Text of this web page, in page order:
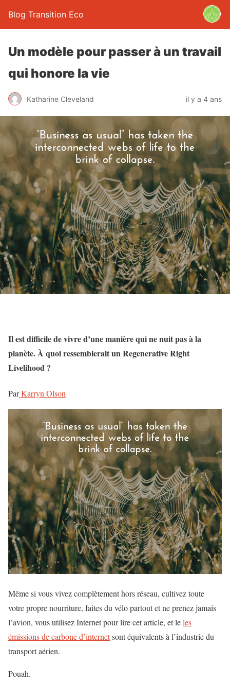
Blog Transition Eco
Un modèle pour passer à un travail
qui honore la vie
Katharine Cleveland il y a 4 ans
Il est difficile de vivre d’une manière qui ne nuit pas à la
planète. À quoi ressemblerait un Regenerative Right
Livelihood ?
ParKarryn Olson
Même si vous vivez complètement hors réseau, cultivez toute
votre propre nourriture, faites du vélo partout et ne prenez jamais
l’avion, vous utilisez Internet pour lire cet article, et leles
émissions de carbone d’internetsont équivalents à l’industrie du
transport aérien.
Pouah.